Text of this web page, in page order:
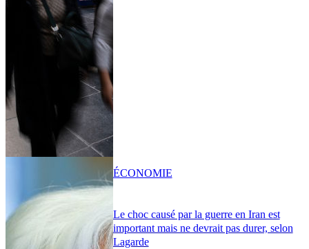
Le choc causé par la guerre en Iran est
important mais ne devrait pas durer, selon
Lagarde
ÉCONOMIE